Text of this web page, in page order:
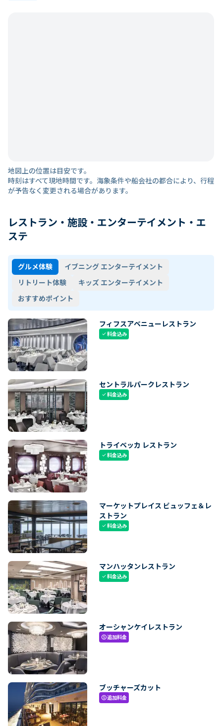
地図上の位置は目安です。
時刻はすべて現地時間です。海象条件や船会社の都合により、行程
が予告なく変更される場合があります。
レストラン・施設・エンターテイメント・エ
ステ
グルメ体験
イブニング エンターテイメント
リトリート体験
キッズ エンターテイメント
おすすめポイント
フィフスアベニューレストラン
check料金込み
セントラルパークレストラン
check料金込み
トライベッカ レストラン
check料金込み
マーケットプレイス ビュッフェ＆レ
ストラン
check料金込み
マンハッタンレストラン
check料金込み
オーシャンケイレストラン
paid追加料金
ブッチャーズカット
paid追加料金